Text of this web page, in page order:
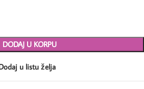
DODAJ U KORPU
u listu želja